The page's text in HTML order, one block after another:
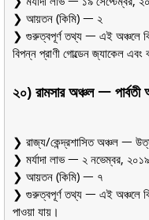
❯ আয়তন (কিমি) ᅳ ২
❯ গুরুত্বপূর্ণ তথ্য ᅳ এই অঞ্চলে
বিপন্ন প্রাণী গোল্ডেন জ্যাকেল এবং
২০) রামসার অঞ্চল ᅳ পার্বতী
❯ রাজ্য/কেন্দ্রশাসিত অঞ্চল ᅳ
❯ মর্যাদা লাভ ᅳ ২ নভেম্বর, ২০১৯
❯ আয়তন (কিমি) ᅳ ৭
❯ গুরুত্বপূর্ণ তথ্য ᅳ এই অঞ্চলে
পাওয়া যায়।